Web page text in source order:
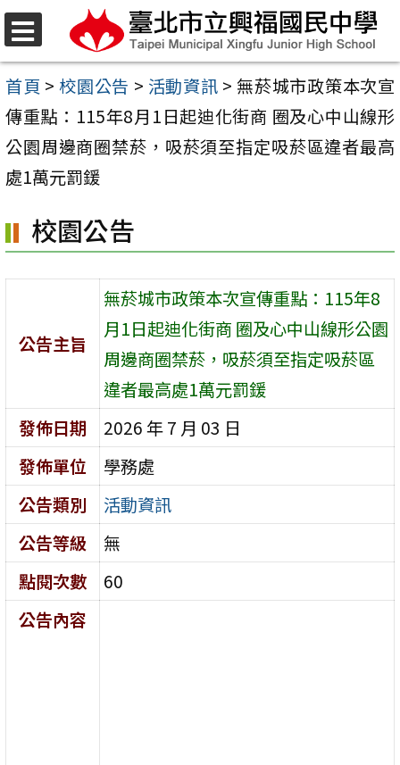
選
單
跳
至
主
要
內
容
首頁 > 校園公告 > 活動資訊 > 無菸城市政策本次宣
傳重點：115年8月1日起迪化街商 圈及心中山線形
公園周邊商圈禁菸，吸菸須至指定吸菸區違者最高
處1萬元罰鍰
校園公告
公告主旨
無菸城市政策本次宣傳重點：115年8
月1日起迪化街商 圈及心中山線形公園
周邊商圈禁菸，吸菸須至指定吸菸區
違者最高處1萬元罰鍰
發佈日期
2026 年 7 月 03 日
發佈單位
學務處
公告類別
活動資訊
公告等級
無
點閱次數
60
公告內容